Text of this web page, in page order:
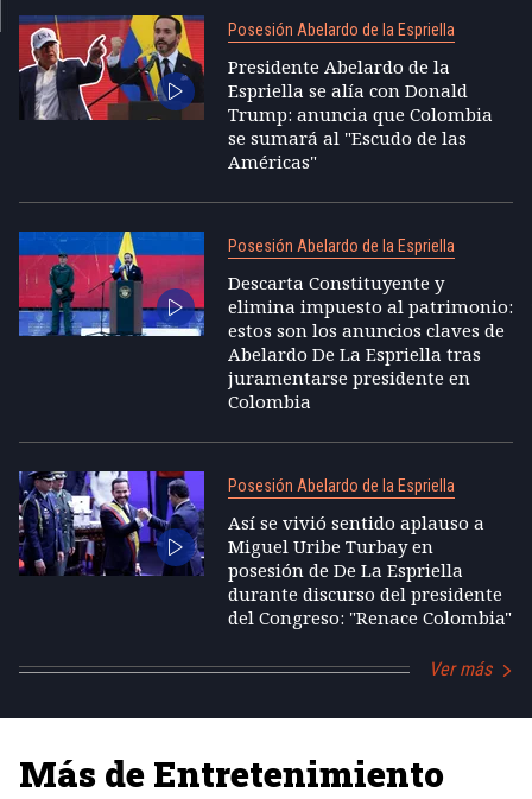
Posesión Abelardo de la Espriella
Presidente Abelardo de la
Espriella se alía con Donald
Trump: anuncia que Colombia
se sumará al "Escudo de las
Américas"
Posesión Abelardo de la Espriella
Descarta Constituyente y
elimina impuesto al patrimonio:
estos son los anuncios claves de
Abelardo De La Espriella tras
juramentarse presidente en
Colombia
Posesión Abelardo de la Espriella
Así se vivió sentido aplauso a
Miguel Uribe Turbay en
posesión de De La Espriella
durante discurso del presidente
del Congreso: "Renace Colombia"
Ver más
Más de Entretenimiento